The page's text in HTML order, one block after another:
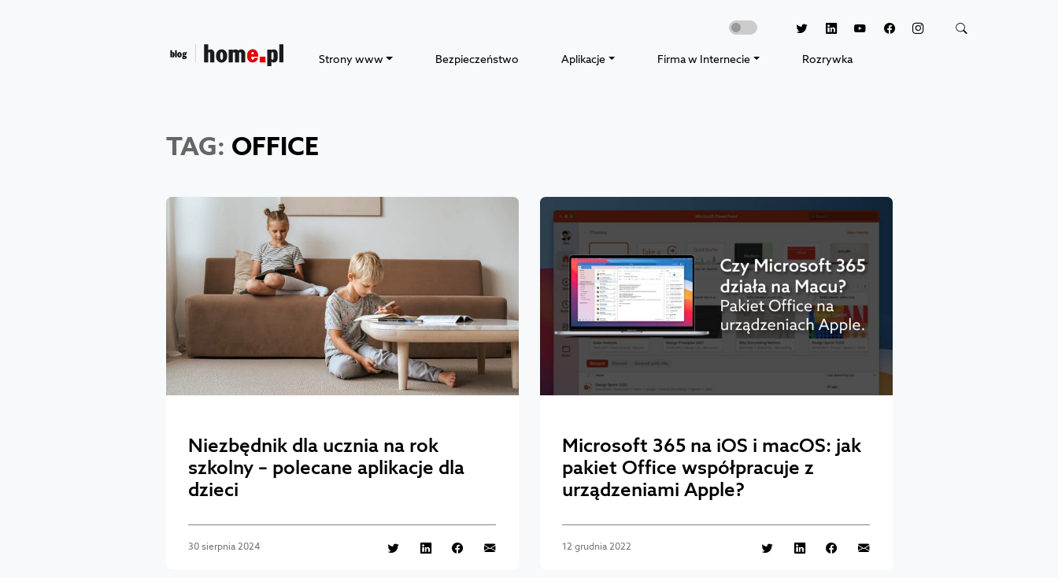
Strony www Bezpieczeństwo Aplikacje Firma w Internecie Rozrywka
TAG: OFFICE
Niezbędnik dla ucznia na rok
szkolny – polecane aplikacje dla
dzieci
30 sierpnia 2024
Microsoft 365 na iOS i macOS: jak
pakiet Office współpracuje z
urządzeniami Apple?
12 grudnia 2022